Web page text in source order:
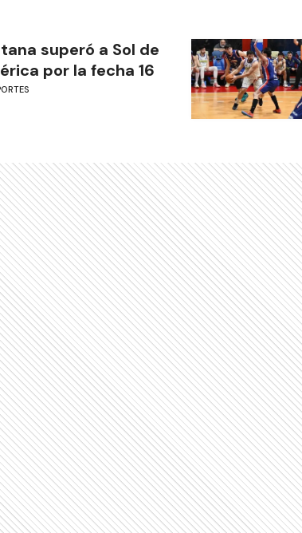
superó a Sol de
por la fecha 16